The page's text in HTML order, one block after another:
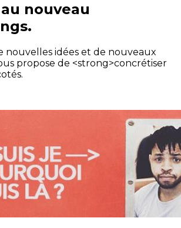
nouveau
nouvelles idées et de nouveaux
propose de <strong>concrétiser